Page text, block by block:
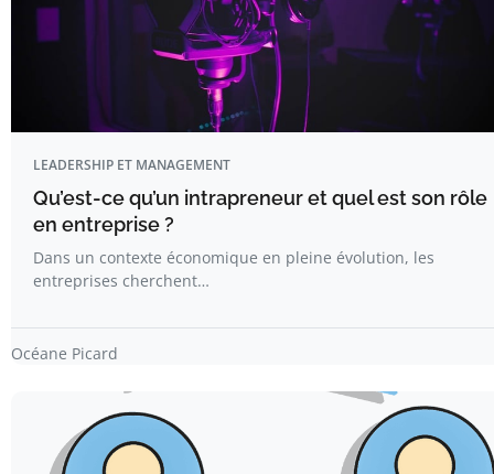
LEADERSHIP ET MANAGEMENT
Qu’est-ce qu’un intrapreneur et quel est son rôle
en entreprise ?
Dans un contexte économique en pleine évolution, les
entreprises cherchent…
Océane Picard